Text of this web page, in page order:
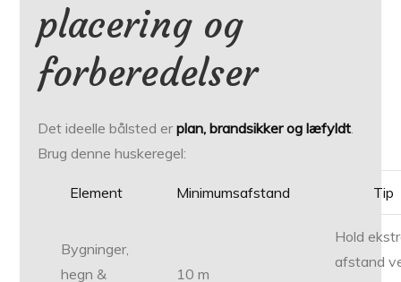
placering og
forberedelser
Det ideelle bålsted erplan, brandsikker og læfyldt.
Brug denne huskeregel:
Element Minimumsafstand Tip
Bygninger,
hegn &
10 m
Hold
afstand